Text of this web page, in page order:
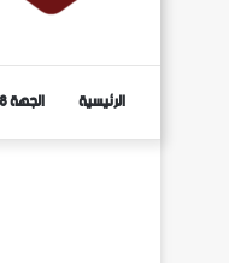
الرئيسية الجهة 8 تيفي